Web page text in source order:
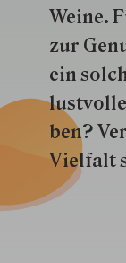
Weine.
zur
ein
ben?
Vielfalt